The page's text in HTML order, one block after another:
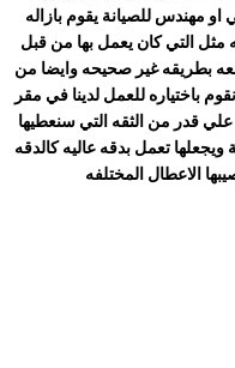
مهندس للصيانة يقوم بازاله
مثل التي كان يعمل بها من قبل
معه بطريقه غير صحيحه وايضا من
باختياره للعمل لدينا في مقر
علي قدر من الثقه التي سنعطيها
ويجعلها تعمل بدقه عاليه كالدقه
الاعطال المختلفه